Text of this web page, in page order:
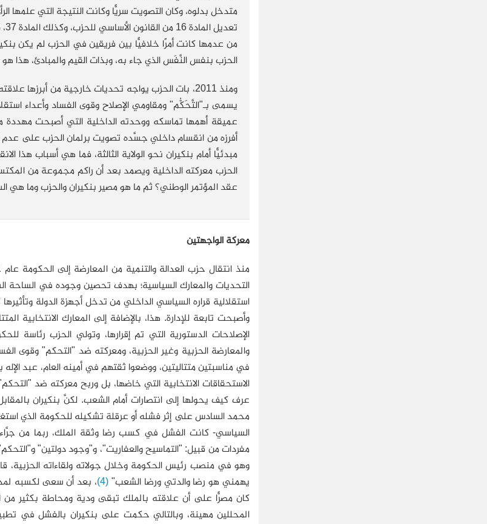
متدخل بدلوه، وكان التصويت سريًّا وكانت النتيجة التي علمها
تعديل المادة 16 من القانون الأساسي للحزب، وكذلك المادة 37، قرار مؤسساتي أحترمه وألتزم به"
من عدمها كانت أمرًا خلافيًّا بين فريقين في الحزب لم يكن
الحزب بنفس النَّفَس الذي جاء به، وبذات القيم والمبادئ، هذا
ومنذ 2011، بات الحزب يواجه تحديات خارجية من
يسمى بـ"التَّحَكُّم" ومقاومي الإصلاح وقوى الفساد وأعداء
عميقة أهمها تماسكه ووحدته الداخلية التي أصبحت مهددة
أفرزه من انقسام داخلي جسَّده تصويت برلمان الحزب على
مبدئيًّا أمام بنكيران نحو الولاية الثالثة، فما هي أسباب هذا
الحزب معركته الداخلية ويصمد بعد أن راكم مجموعة من
عقد المؤتمر الوطني؟ ثم ما هو مصير بنكيران والحزب وما هي
معركة الواجهتين
التحديات والمعارك السياسية؛ بهدف تحصين وجوده في الساحة
استقلالية قراره السياسي الداخلي من تدخل أجهزة الدولة
وأصبحت تابعة للإدارة. هذا، بالإضافة إلى المعارك الانتخابية
الإصلاحات الدستورية التي تم إقرارها، وتولي الحزب رئاسة
والمعارضة الحزبية وغير الحزبية، ومعركته ضد "التحكم" وقوى
في مناسبتين متتاليتين، ووضعوا ثقتهم في أمينه العام، عبد
الاستحقاقات الانتخابية التي خاضها، بل وربح معركته ضد
عرف كيف يحولها إلى انتصارات أمام الشعب. لكنَّ بنكيران
محمد السادس على إثر فشله أو عرقلة تشكيله للحكومة الذي
السياسي- كانت الفشل في كسب رضا وثقة الملك، ربما من جرَّاء
مفردات من قبيل: "التماسيح والعفاريت"، و"وجود دولتين"
وهو في منصب رئيس الحكومة وخلال جولاته ولقاءاته
يهمني هو رضا والدتي ورضا الشعب" (4)
، بعد أن سعى لكسبه لمدة
كان مصرًّا على أن علاقته بالملك تبقى ودية ومحاطة بكثير من
المحللين مهينة، وبالتالي حكمت على بنكيران بالفشل في